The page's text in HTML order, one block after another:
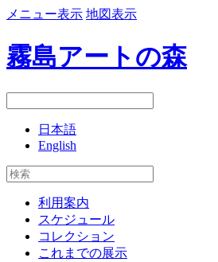
メニュー表示 地図表示
霧島アートの森
日本語
English
利用案内
スケジュール
コレクション
これまでの展示